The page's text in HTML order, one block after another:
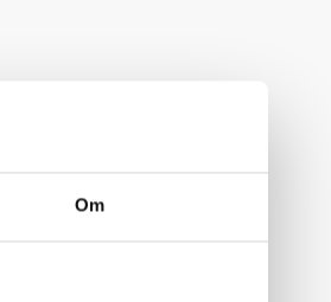
Om
Det
kunde jag